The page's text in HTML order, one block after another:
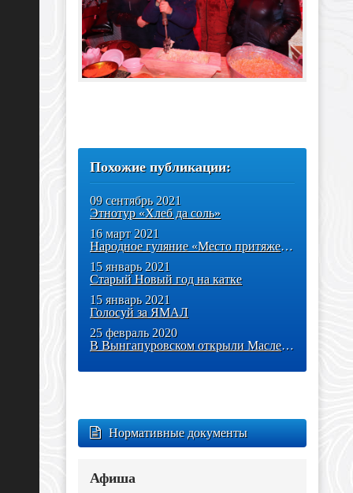
Похожие публикации:
09 сентябрь 2021
Этнотур «Хлеб да соль»
16 март 2021
Народное гуляние «Место притяжения – Ямал»
15 январь 2021
Старый Новый год на катке
15 январь 2021
Голосуй за ЯМАЛ
25 февраль 2020
В Вынгапуровском открыли Масленичную неделю
Нормативные документы
Афиша